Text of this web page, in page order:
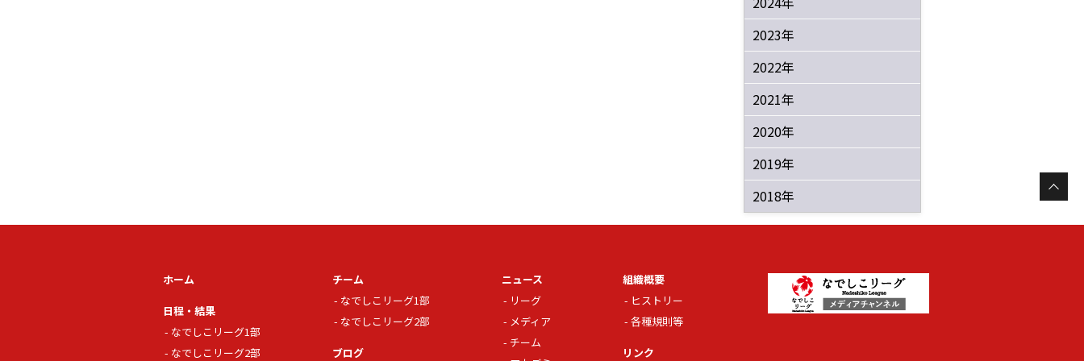
2023年
2022年
2021年
2020年
2019年
2018年
ホーム
日程・結果
なでしこリーグ1部
なでしこリーグ2部
チーム
なでしこリーグ1部
なでしこリーグ2部
ブログ
ニュース
リーグ
メディア
チーム
組織概要
ヒストリー
各種規則等
リンク